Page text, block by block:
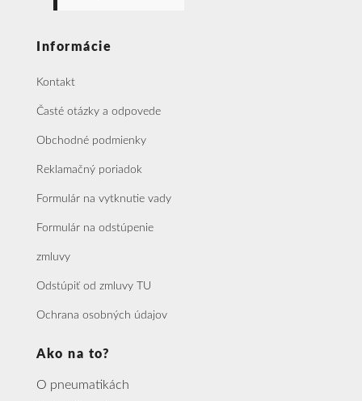
Informácie
Kontakt
Časté otázky a odpovede
Obchodné podmienky
Reklamačný poriadok
Formulár na vytknutie vady
Formulár na odstúpenie
zmluvy
Odstúpiť od zmluvy TU
Ochrana osobných údajov
Ako na to?
O pneumatikách